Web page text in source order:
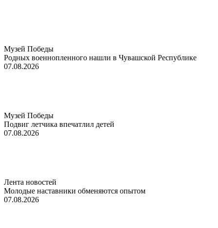
Музей Победы
Родных военнопленного нашли в Чувашской Республике
07.08.2026
Музей Победы
Подвиг летчика впечатлил детей
07.08.2026
Лента новостей
Молодые наставники обменяются опытом
07.08.2026